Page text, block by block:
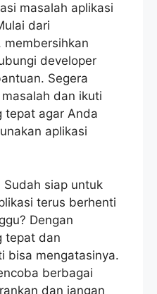
masalah aplikasi
dari
membersihkan
developer
Segera
dan ikuti
tepat agar Anda
aplikasi
Sudah siap untuk
terus berhenti
Dengan
tepat dan
bisa mengatasinya.
berbagai
dan jangan